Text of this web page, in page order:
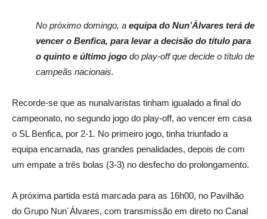
No próximo domingo, a equipa do Nun’Álvares terá de
vencer o Benfica, para levar a decisão do título para
o quinto e último jogo do play-off que decide o título de
campeãs nacionais.
Recorde-se que as nunalvaristas tinham igualado a final do
campeonato, no segundo jogo do play-off, ao vencer em casa
o SL Benfica, por 2-1. No primeiro jogo, tinha triunfado a
equipa encarnada, nas grandes penalidades, depois de com
um empate a três bolas (3-3) no desfecho do prolongamento.
A próxima partida está marcada para as 16h00, no Pavilhão
do Grupo Nun´Álvares, com transmissão em direto no Canal